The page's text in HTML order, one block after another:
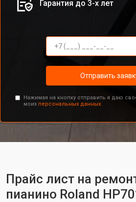
Гарантия до 3-х лет
Отправить
Нажимая на кнопку отправить я даю
моих персональных данных.
Прайс лист на
пианино Roland